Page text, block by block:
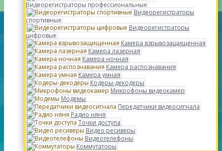
Видеорегистраторы профессиональные
Видеорегистраторы
спортивные
Видеорегистраторы
цифровые
Камера взрывозащищенная
Камера лазерная
Камера ночная
Камера распознавания
Камера умная
Кодеры-декодеры
Микрофоны видеокамер
Модемы
Передатчики видеосигнала
Радио няня
Точки доступа
Видео ресиверы
Видеотелефоны
Коммутаторы